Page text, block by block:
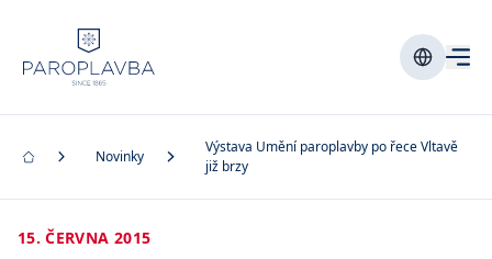
Novinky
Výstava Umění paroplavby po řece Vltavě
již brzy
15. ČERVNA 2015